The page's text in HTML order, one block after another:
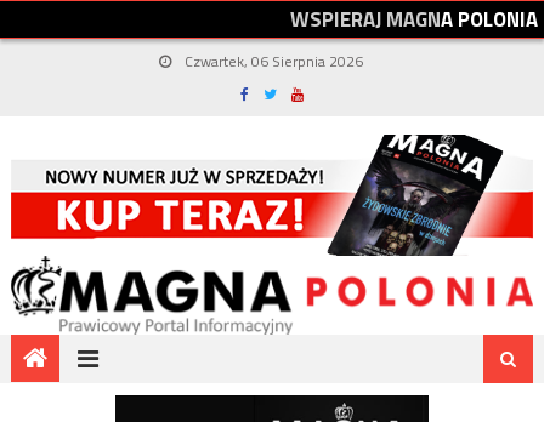
WSPIERAJMAGNAPOLONIA
Czwartek, 06 Sierpnia 2026